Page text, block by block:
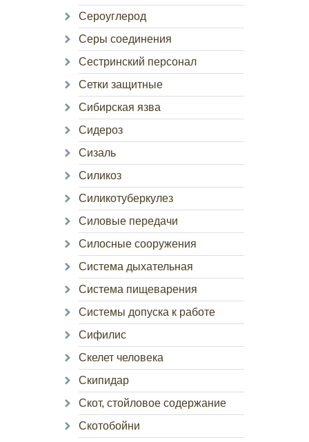
Сероуглерод
Серы соединения
Сестринский персонал
Сетки защитные
Сибирская язва
Сидероз
Сизаль
Силикоз
Силикотуберкулез
Силовые передачи
Силосные сооружения
Система дыхательная
Система пищеварения
Системы допуска к работе
Сифилис
Скелет человека
Скипидар
Скот, стойловое содержание
Скотобойни